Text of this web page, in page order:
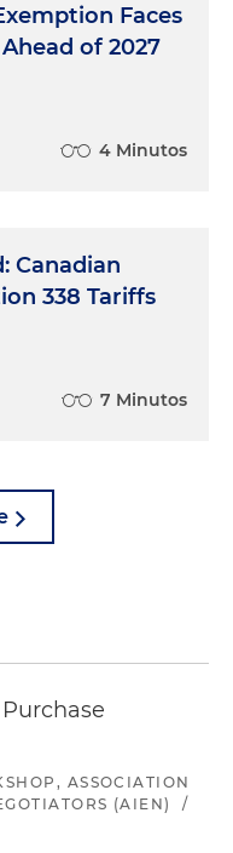
Faces
of 2027
4 Minutos
Canadian
338 Tariffs
7 Minutos
ASSOCIATION
(AIEN)
/